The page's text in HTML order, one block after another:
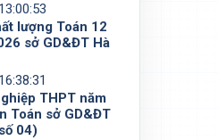
lượng Toán 12
sở GD&ĐT Hà
THPT năm
Toán sở GD&ĐT
04)